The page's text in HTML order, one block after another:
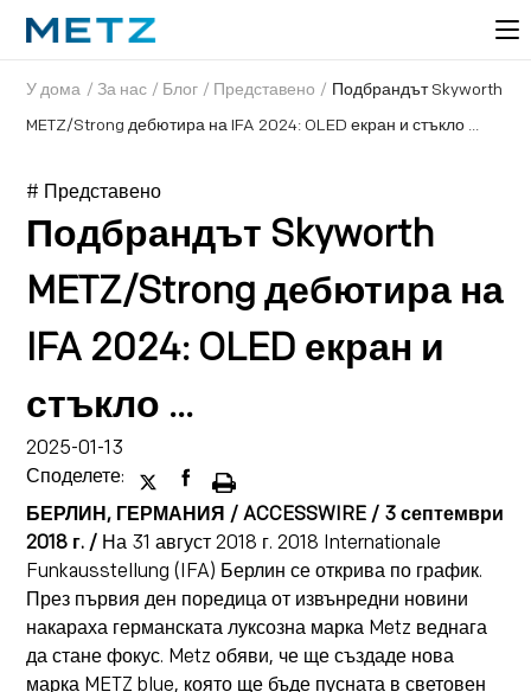
У дома / За нас / Блог / Представено / Подбрандът Skyworth
METZ/Strong дебютира на IFA 2024: OLED екран и стъкло ...
# Представено
Подбрандът Skyworth
METZ/Strong дебютира на
IFA 2024: OLED екран и
стъкло ...
2025-01-13
Споделете:
БЕРЛИН, ГЕРМАНИЯ / ACCESSWIRE / 3 септември
2018 г. / На 31 август 2018 г. 2018 Internationale
Funkausstellung (IFA) Берлин се открива по график.
През първия ден поредица от извънредни новини
накараха германската луксозна марка Metz веднага
да стане фокус. Metz обяви, че ще създаде нова
марка METZ blue, която ще бъде пусната в световен